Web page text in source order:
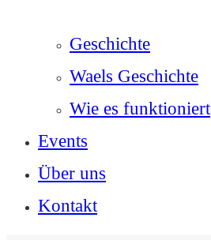
Geschichte
Waels Geschichte
Wie es funktioniert
Events
Über uns
Kontakt